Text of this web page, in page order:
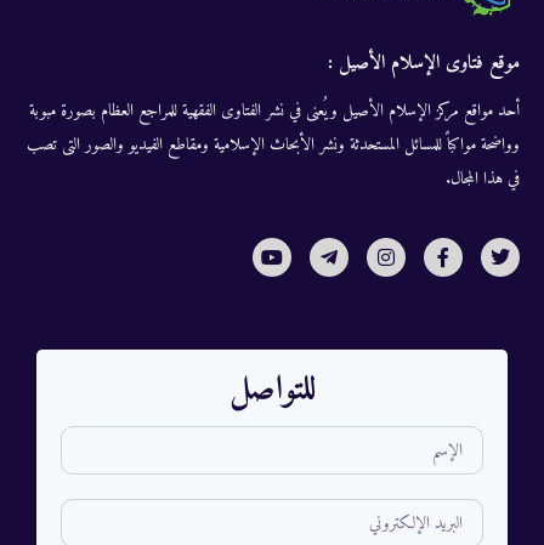
موقع فتاوى الإسلام الأصيل :
أحد مواقع مركز الإسلام الأصيل ويُعنى في نشر الفتاوى الفقهية للمراجع العظام بصورة مبوبة
وواضحة مواكباً للمسائل المستحدثة ونشر الأبحاث الإسلامية ومقاطع الفيديو والصور التى تصب
في هذا المجال.
للتواصل